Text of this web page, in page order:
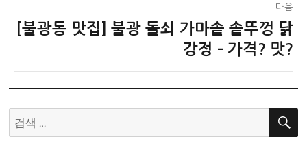
다음
다[불광동 맛집] 불광 돌쇠 가마솥 솥뚜껑 닭
강정 – 가격? 맛?
검
색:
검